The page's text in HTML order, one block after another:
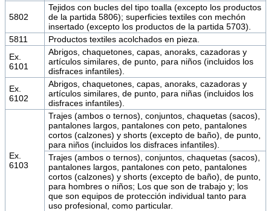
5802
Tejidos con bucles del tipo toalla (excepto los productos
de la partida 5806); superficies textiles con mechón
insertado (excepto los productos de la partida 5703).
5811
Productos textiles acolchados en pieza.
Ex.
6101
Abrigos, chaquetones, capas, anoraks, cazadoras y
artículos similares, de punto, para niños (incluidos los
disfraces infantiles).
Ex.
6102
Abrigos, chaquetones, capas, anoraks, cazadoras y
artículos similares, de punto, para niñas (incluidos los
disfraces infantiles).
Ex.
6103
Trajes (ambos o ternos), conjuntos, chaquetas (sacos),
pantalones largos, pantalones con peto, pantalones
cortos (calzones) y shorts (excepto de baño), de punto,
para niños (incluidos los disfraces infantiles).
Trajes (ambos o ternos), conjuntos, chaquetas (sacos),
pantalones largos, pantalones con peto, pantalones
cortos (calzones) y shorts (excepto de baño), de punto,
para hombres o niños; Los que son de trabajo y; los
que son equipos de protección individual tanto para
uso profesional, como particular.